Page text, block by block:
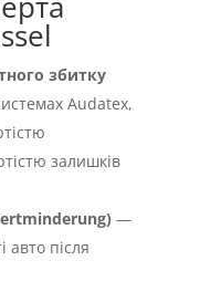
збитку
Audatex,
залишків
—
авто після